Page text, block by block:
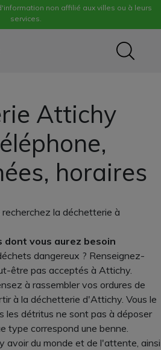
non affilié aux villes ou à leurs
services.
Attichy
horaires
la déchetterie à
vous aurez besoin
dangereux ? Renseignez-
être pas acceptés à Attichy.
à rassembler vos ordures de
à la déchetterie d'Attichy. Vous le
les détritus ne sont pas à déposer
type correspond une benne.
avoir du monde et de l'attente, ainsi